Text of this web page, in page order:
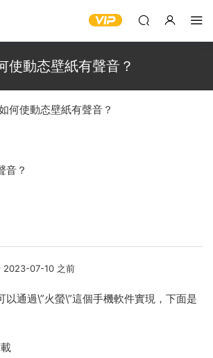
使動态壁紙有聲音？
何使動态壁紙有聲音？
音？
2023-07-10 之前
以通過\”火螢\”這個手機軟件實現，下面是